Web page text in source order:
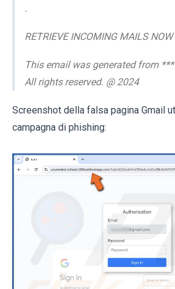
.
RETRIEVE INCOMING MAILS NOW
This email was generated from
All rights reserved. @ 2024
Screenshot della falsa pagina Gmail
campagna di phishing: